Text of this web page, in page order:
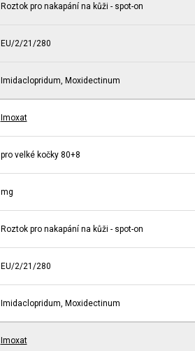
Roztok pro nakapání na kůži - spot-on
EU/2/21/280
Imidaclopridum, Moxidectinum
Imoxat
pro velké kočky 80+8
mg
Roztok pro nakapání na kůži - spot-on
EU/2/21/280
Imidaclopridum, Moxidectinum
Imoxat